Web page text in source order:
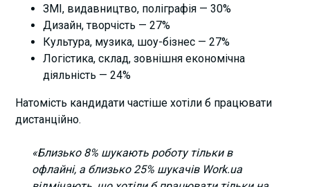
ЗМІ, видавництво, поліграфія — 30%
Дизайн, творчість — 27%
Культура, музика, шоу-бізнес — 27%
Логістика, склад, зовнішня економічна
діяльність — 24%
Натомість кандидати частіше хотіли б працювати
дистанційно.
«Близько 8% шукають роботу тільки в
офлайні, а близько 25% шукачів Work.ua